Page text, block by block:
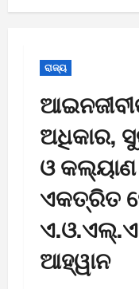
ରାଜ୍ୟ
ଅଧିକାର,
ଓ କଲ୍ୟାଣ
ଏକତ୍ରିତ
ଆହ୍ୱାନ